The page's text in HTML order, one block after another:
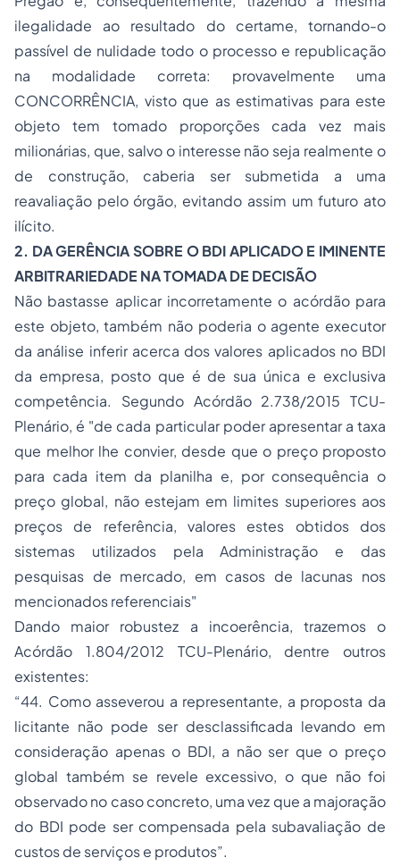
ilegalidade ao resultado do certame, tornando-o
passível de nulidade todo o processo e republicação
na modalidade correta: provavelmente uma
CONCORRÊNCIA, visto que as estimativas para este
objeto tem tomado proporções cada vez mais
milionárias, que, salvo o interesse não seja realmente o
de construção, caberia ser submetida a uma
reavaliação pelo órgão, evitando assim um futuro ato
ilícito.
2. DA GERÊNCIA SOBRE O BDI APLICADO E IMINENTE
ARBITRARIEDADE NA TOMADA DE DECISÃO
Não bastasse aplicar incorretamente o acórdão para
este objeto, também não poderia o agente executor
da análise inferir acerca dos valores aplicados no BDI
da empresa, posto que é de sua única e exclusiva
competência. Segundo Acórdão 2.738/2015 TCU-
Plenário, é "de cada particular poder apresentar a taxa
que melhor lhe convier, desde que o preço proposto
para cada item da planilha e, por consequência o
preço global, não estejam em limites superiores aos
preços de referência, valores estes obtidos dos
sistemas utilizados pela Administração e das
pesquisas de mercado, em casos de lacunas nos
mencionados referenciais"
Dando maior robustez a incoerência, trazemos o
Acórdão 1.804/2012 TCU-Plenário, dentre outros
existentes:
“44. Como asseverou a representante, a proposta da
licitante não pode ser desclassificada levando em
consideração apenas o BDI, a não ser que o preço
global também se revele excessivo, o que não foi
observado no caso concreto, uma vez que a majoração
do BDI pode ser compensada pela subavaliação de
custos de serviços e produtos”.